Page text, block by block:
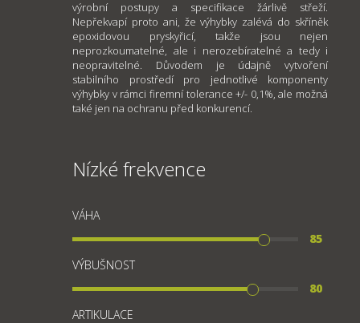
výrobní postupy a specifikace žárlivě střeží.
Nepřekvapí proto ani, že výhybky zalévá do skříněk
epoxidovou pryskyřicí, takže jsou nejen
neprozkoumatelné, ale i nerozebíratelné a tedy i
neopravitelné. Důvodem je údajně vytvoření
stabilního prostředí pro jednotlivé komponenty
výhybky v rámci firemní tolerance +/- 0,1%, ale možná
také jen na ochranu před konkurencí.
Nízké frekvence
VÁHA
85
VÝBUŠNOST
80
ARTIKULACE